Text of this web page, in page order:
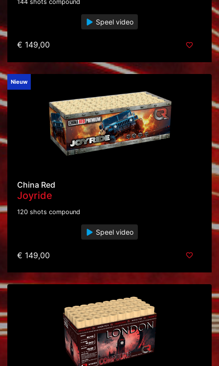
144 shots compound
Speel video
€ 149,00
Nieuw
China Red
Joyride
120 shots compound
Speel video
€ 149,00